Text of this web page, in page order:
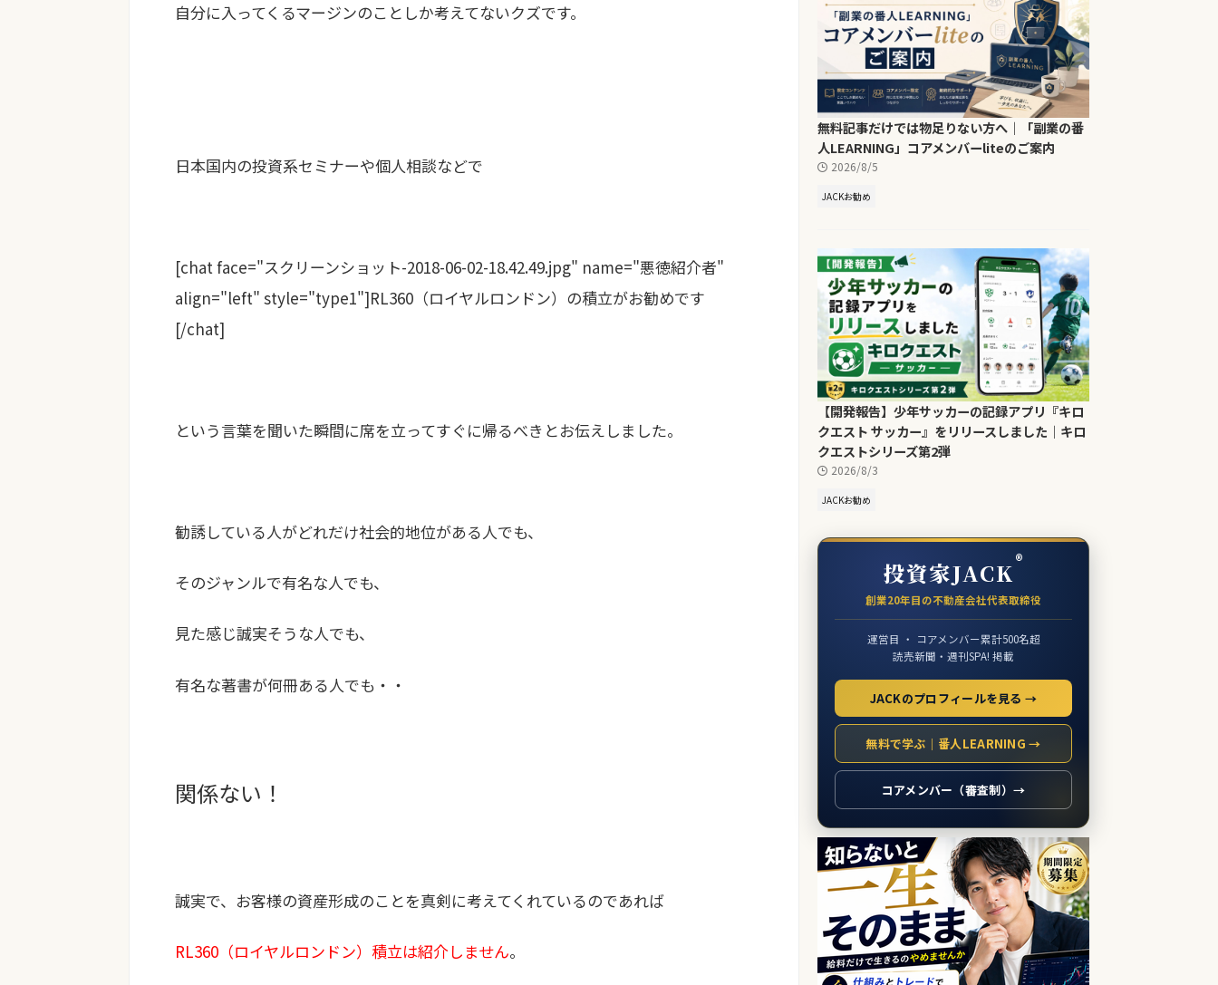
自分に入ってくるマージンのことしか考えてないクズです。
日本国内の投資系セミナーや個人相談などで
[chat face="スクリーンショット-2018-06-02-18.42.49.jpg" name="悪徳紹介者"
align="left" style="type1"]RL360（ロイヤルロンドン）の積立がお勧めです
[/chat]
という言葉を聞いた瞬間に席を立ってすぐに帰るべきとお伝えしました。
勧誘している人がどれだけ社会的地位がある人でも、
そのジャンルで有名な人でも、
見た感じ誠実そうな人でも、
有名な著書が何冊ある人でも・・
関係ない！
誠実で、お客様の資産形成のことを真剣に考えてくれているのであれば
RL360（ロイヤルロンドン）積立は紹介しません。
無料記事だけでは物足りない方へ｜「副業の番
人LEARNING」コアメンバーliteのご案内
2026/8/5
JACKお勧め
【開発報告】少年サッカーの記録アプリ『キロ
クエスト サッカー』をリリースしました｜キロ
クエストシリーズ第2弾
2026/8/3
JACKお勧め
投資家JACK®
創業20年目の不動産会社代表取締役
運営目 ・ コアメンバー累計500名超
読売新聞・週刊SPA! 掲載
JACKのプロフィールを見る →
無料で学ぶ｜番人LEARNING →
コアメンバー（審査制）→